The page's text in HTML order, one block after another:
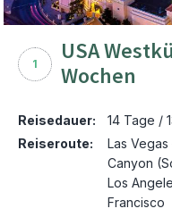
1
USA
Wochen
Reisedauer:
14 Tage /
Reiseroute:
Las
Canyon
Los
Francisco